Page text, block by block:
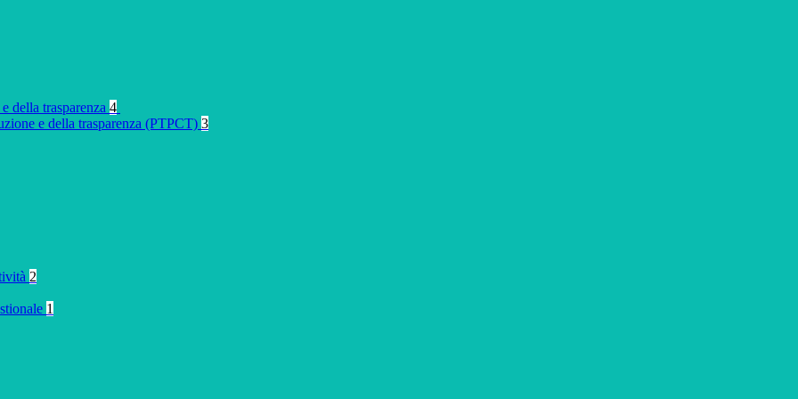
della trasparenza 4
e della trasparenza (PTPCT) 3
2
1